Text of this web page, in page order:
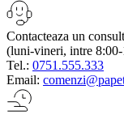
Contacteaza un
(luni-vineri, intre
Tel.: 0751.555.333
Email: